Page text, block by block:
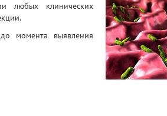
любых клинических
момента выявления